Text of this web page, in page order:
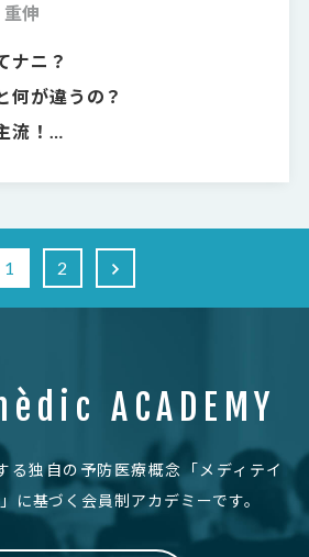
重伸
ナニ？
何が違うの？
流！
1 2
ACADEMY
る独自の予防医療概念 「メディテイ
に基づく会員制アカデミーです。